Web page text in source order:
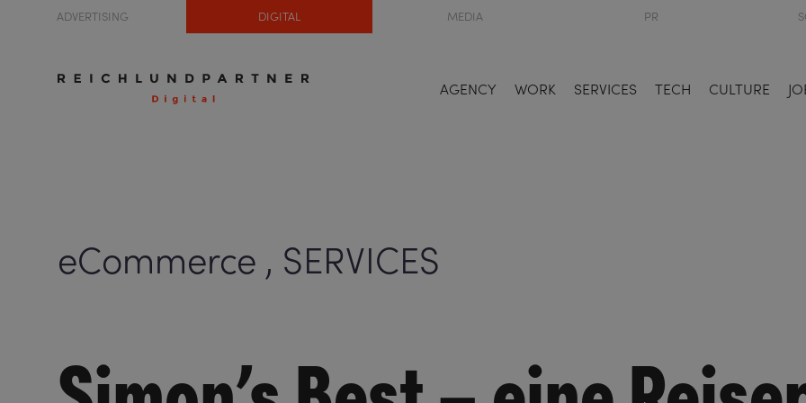
ADVERTISING DIGITAL MEDIA PR
AGENCY WORK SERVICES TECH CULTURE
eCommerce , SERVICES